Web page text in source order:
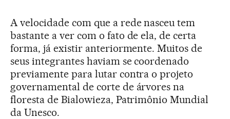
A velocidade com que a rede nasceu tem
bastante a ver com o fato de ela, de certa
forma, já existir anteriormente. Muitos de
seus integrantes haviam se coordenado
previamente para lutar contra o projeto
governamental de corte de árvores na
floresta de Bialowieza, Patrimônio Mundial
da Unesco.